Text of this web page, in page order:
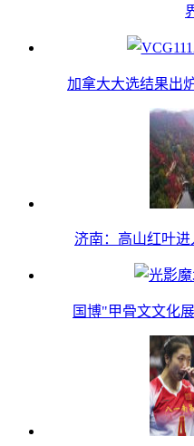
加拿大大选结果出
济南：高山红叶
国博"甲骨文文化